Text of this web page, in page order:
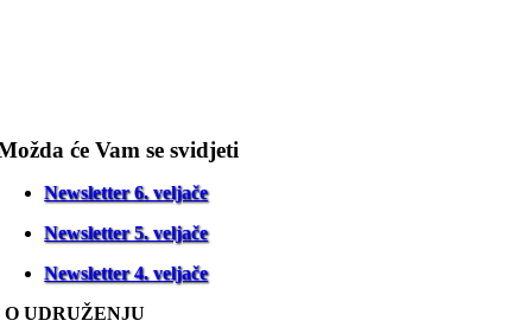
će Vam se svidjeti
Newsletter 6. veljače
Newsletter 5. veljače
Newsletter 4. veljače
O UDRUŽENJU